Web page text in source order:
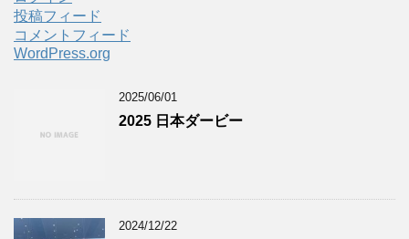
投稿フィード
コメントフィード
WordPress.org
2025/06/01
2025 日本ダービー
2024/12/22